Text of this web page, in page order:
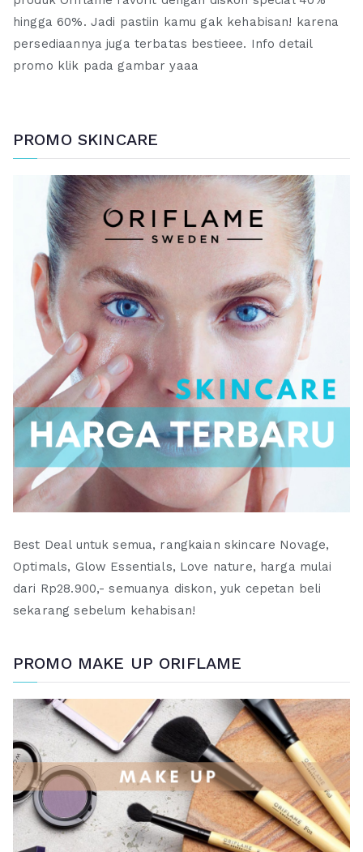
hingga 60%. Jadi pastiin kamu gak kehabisan! karena
persediaannya juga terbatas bestieee. Info detail
promo klik pada gambar yaaa
PROMO SKINCARE
Best Deal untuk semua, rangkaian skincare Novage,
Optimals, Glow Essentials, Love nature, harga mulai
dari Rp28.900,- semuanya diskon, yuk cepetan beli
sekarang sebelum kehabisan!
PROMO MAKE UP ORIFLAME